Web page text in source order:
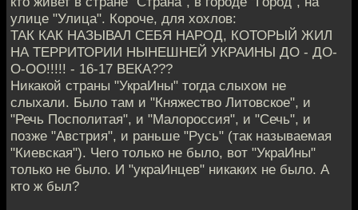
улице "Улица". Короче, для хохлов:
ТАК КАК НАЗЫВАЛ СЕБЯ НАРОД, КОТОРЫЙ ЖИЛ
НА ТЕРРИТОРИИ НЫНЕШНЕЙ УКРАИНЫ ДО - ДО-
О-ОО!!!!! - 16-17 ВЕКА???
Никакой страны "УкраИны" тогда слыхом не
слыхали. Было там и "Княжество Литовское", и
"Речь Посполитая", и "Малороссия", и "Сечь", и
позже "Австрия", и раньше "Русь" (так называемая
"Киевская"). Чего только не было, вот "УкраИны"
только не было. И "украИнцев" никаких не было. А
кто ж был?